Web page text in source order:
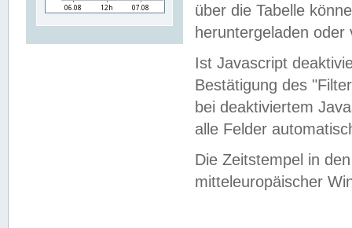
über die Tabelle
heruntergeladen oder
Ist Javascript
Bestätigung des
bei deaktiviertem
alle Felder
Die Zeitstempel in
mitteleuropäischer